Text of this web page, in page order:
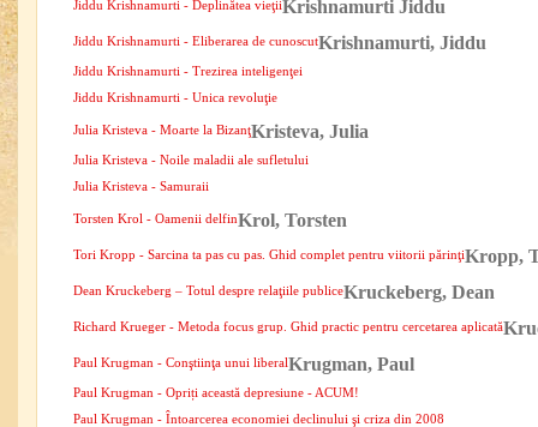
Krishnamurti Jiddu
Jiddu Krishnamurti - Deplinătea vieţii
Krishnamurti, Jiddu
Jiddu Krishnamurti - Eliberarea de cunoscut
Jiddu Krishnamurti - Trezirea inteligenţei
Jiddu Krishnamurti - Unica revoluţie
Kristeva, Julia
Julia Kristeva - Moarte la Bizanţ
Julia Kristeva - Noile maladii ale sufletului
Julia Kristeva - Samuraii
Krol, Torsten
Torsten Krol - Oamenii delfin
Kropp,
Tori Kropp - Sarcina ta pas cu pas. Ghid complet pentru viitorii părinţi
Kruckeberg, Dean
Dean Kruckeberg – Totul despre relaţiile publice
Richard Krueger - Metoda focus grup. Ghid practic pentru cercetarea aplicată
Krugman, Paul
Paul Krugman - Conştiinţa unui liberal
Paul Krugman - Opriți această depresiune - ACUM!
Paul Krugman - Întoarcerea economiei declinului şi criza din 2008